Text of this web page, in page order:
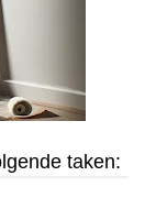
taken: